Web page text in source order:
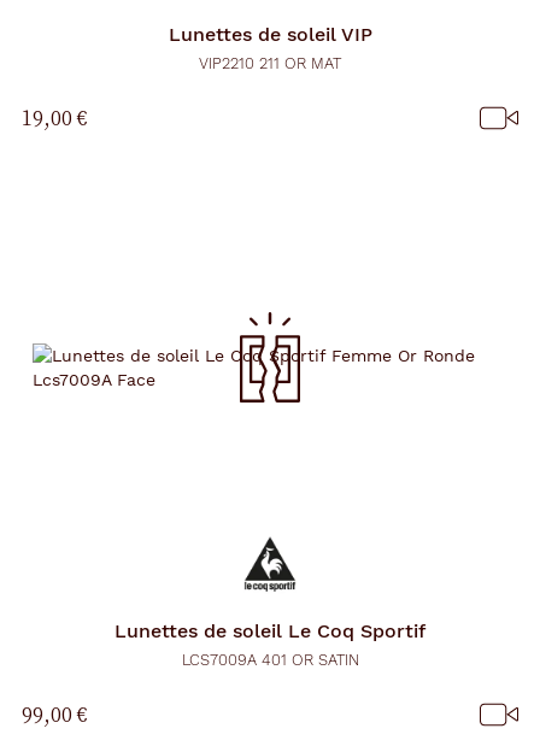
Lunettes de soleil VIP
VIP2210 211 OR MAT
19,00 €
Lunettes de soleil Le Coq Sportif
LCS7009A 401 OR SATIN
99,00 €